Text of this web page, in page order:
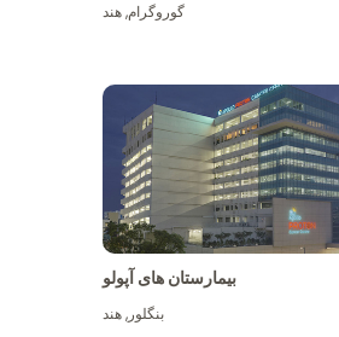
گوروگرام,هند
بیمارستان های آپولو
بنگلور,هند